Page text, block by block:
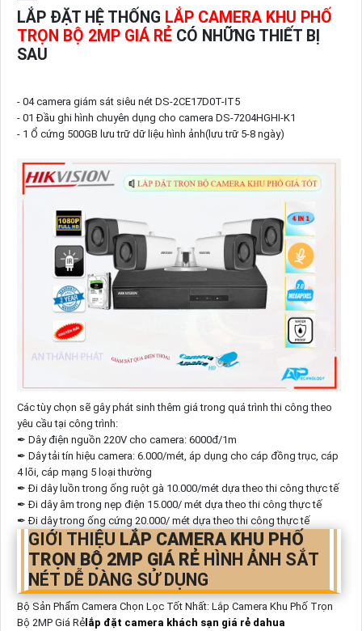
LẮP ĐẶT HỆ THỐNG LẮP CAMERA KHU PHỐ
TRỌN BỘ 2MP GIÁ RẺCÓ NHỮNG THIẾT BỊ
SAU
- 04 camera giám sát siêu nét DS-2CE17D0T-IT5
- 01 Đầu ghi hình chuyên dụng cho camera DS-7204HGHI-K1
- 1 Ổ cứng 500GB lưu trữ dữ liệu hình ảnh(lưu trữ 5-8 ngày)
Các tùy chọn sẽ gây phát sinh thêm giá trong quá trình thi công theo
yêu cầu tại công trình:
✒ Dây điện nguồn 220V cho camera: 6000đ/1m
✒ Dây tải tín hiệu camera: 6.000/mét, áp dụng cho cáp đồng trục, cáp
4 lõi, cáp mạng 5 loại thường
✒ Đi dây luồn trong ống ruột gà 10.000/mét dựa theo thi công thực tế
✒ Đi dây âm trong nẹp điện 15.000/ mét dựa theo thi công thực tế
✒ Đi dây trong ống cứng 20.000/ mét dựa theo thi công thực tế
GIỚI THIỆU LẮP CAMERA KHU PHỐ
TRỌN BỘ 2MP GIÁ RẺ HÌNH ẢNH SẮT
NÉT DỄ DÀNG SỬ DỤNG
Bộ Sản Phẩm Camera Chọn Lọc Tốt Nhất: Lắp Camera Khu Phố Trọn
Bộ 2MP Giá Rẻlắp đặt camera khách sạn giá rẻ dahua